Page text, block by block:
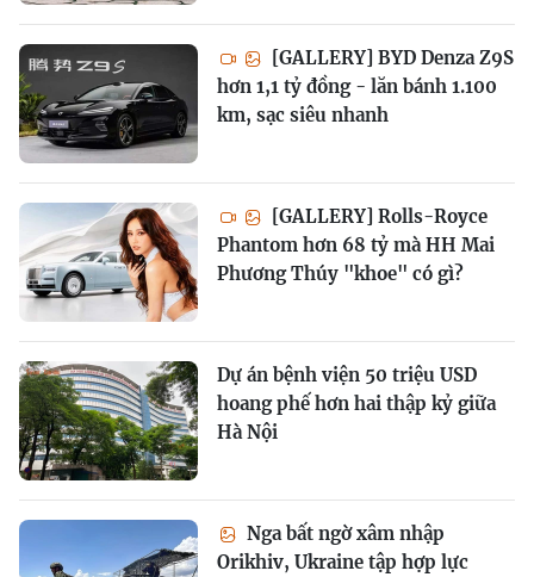
[GALLERY] BYD Denza Z9S
hơn 1,1 tỷ đồng - lăn bánh 1.100
km, sạc siêu nhanh
[GALLERY] Rolls-Royce
Phantom hơn 68 tỷ mà HH Mai
Phương Thúy "khoe" có gì?
Dự án bệnh viện 50 triệu USD
hoang phế hơn hai thập kỷ giữa
Hà Nội
Nga bất ngờ xâm nhập
Orikhiv, Ukraine tập hợp lực